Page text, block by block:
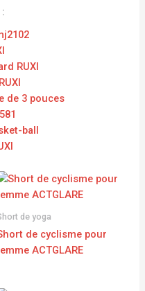
RUXI
de 3 pouces
ball
de yoga
de cyclisme pour
ACTGLARE